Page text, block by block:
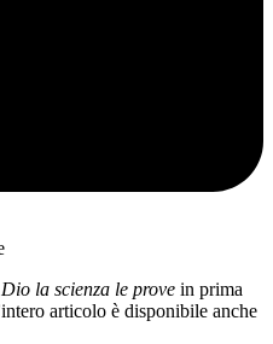
Dio la scienza le prove in prima
articolo è disponibile anche